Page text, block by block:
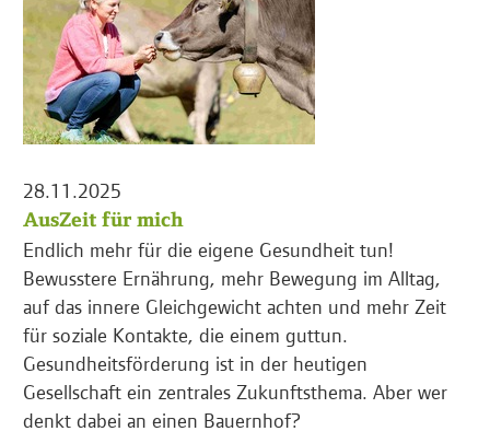
28.11.2025
AusZeit für mich
Endlich mehr für die eigene Gesundheit tun!
Bewusstere Ernährung, mehr Bewegung im Alltag,
auf das innere Gleichgewicht achten und mehr Zeit
für soziale Kontakte, die einem guttun.
Gesundheitsförderung ist in der heutigen
Gesellschaft ein zentrales Zukunftsthema. Aber wer
denkt dabei an einen Bauernhof?